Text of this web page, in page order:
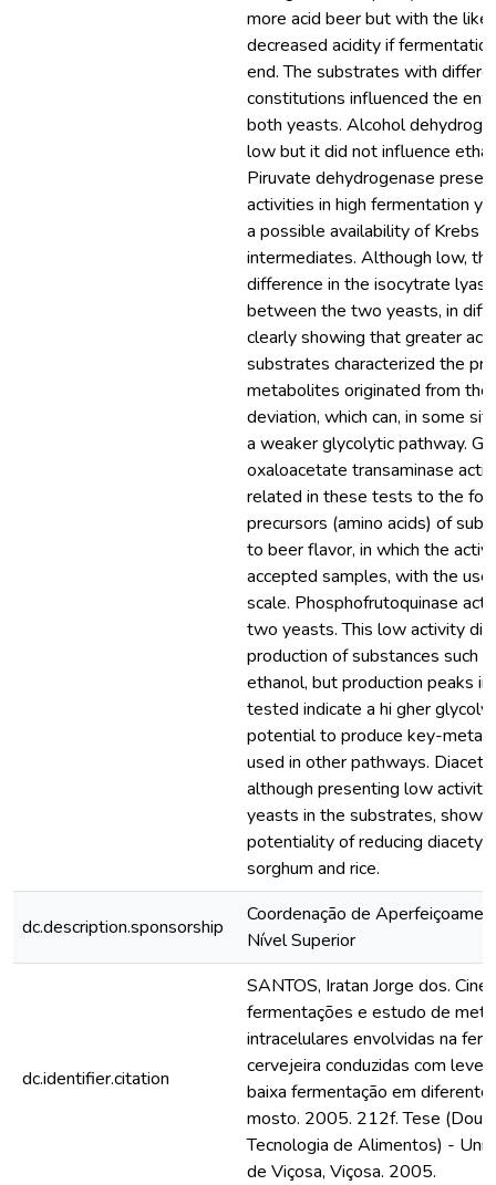
more acid beer but with the
decreased acidity if
end. The substrates with
constitutions influenced the
both yeasts. Alcohol
low but it did not influence
Piruvate dehydrogenase
activities in high fermentation
a possible availability of Krebs
intermediates. Although low,
difference in the isocytrate
between the two yeasts, in
clearly showing that greater
substrates characterized the
metabolites originated from
deviation, which can, in some
a weaker glycolytic pathway.
oxaloacetate transaminase
related in these tests to the
precursors (amino acids) of
to beer flavor, in which the
accepted samples, with the use
scale. Phosphofrutoquinase
two yeasts. This low activity
production of substances such
ethanol, but production peaks
tested indicate a hi gher
potential to produce key-
used in other pathways.
although presenting low
yeasts in the substrates,
potentiality of reducing diacetyl
sorghum and rice.
dc.description.sponsorship
Coordenação de
Nível Superior
dc.identifier.citation
SANTOS, Iratan Jorge dos.
fermentações e estudo de
intracelulares envolvidas na
cervejeira conduzidas com
baixa fermentação em
mosto. 2005. 212f. Tese
Tecnologia de Alimentos) -
de Viçosa, Viçosa. 2005.